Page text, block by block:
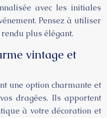
avec les initiales
Pensez à utiliser
plus élégant.
vintage et
une option charmante et
dragées. Ils apportent
à votre décoration et